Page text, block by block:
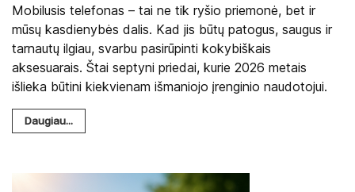
Mobilusis telefonas – tai ne tik ryšio priemonė, bet ir
mūsų kasdienybės dalis. Kad jis būtų patogus, saugus ir
tarnautų ilgiau, svarbu pasirūpinti kokybiškais
aksesuarais. Štai septyni priedai, kurie 2026 metais
išlieka būtini kiekvienam išmaniojo įrenginio naudotojui.
Daugiau...